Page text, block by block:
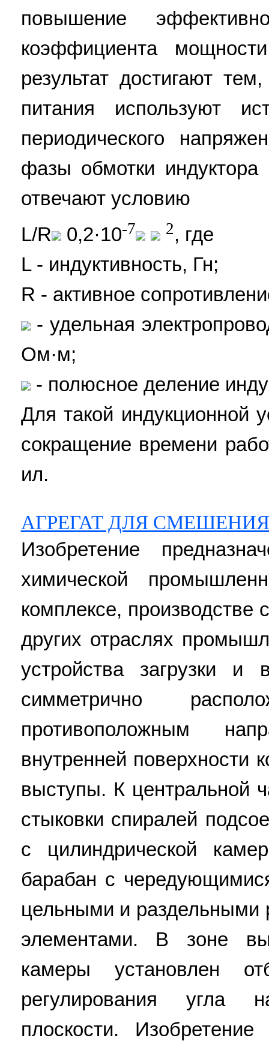
повышение
коэффициента
результат достигают
питания используют
периодического
фазы обмотки индуктора
отвечают условию
L/R 0,2·10-7 2, где
L - индуктивность, Гн;
R - активное
- удельная
Ом·м;
- полюсное деление
Для такой индукционной
сокращение времени
ил.
АГРЕГАТ ДЛЯ
Изобретение
химической
комплексе, производстве
других отраслях
устройства загрузки
симметрично
противоположным
внутренней поверхности
выступы. К центральной
стыковки спиралей
с цилиндрической
барабан с
цельными и
элементами. В зоне
камеры установлен
регулирования угла
плоскости.